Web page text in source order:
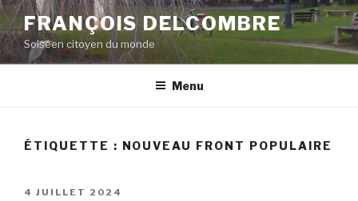
Aller
au
contenu
principal
FRANÇOIS DELCOMBRE
Soiséen citoyen du monde
Menu
ÉTIQUETTE : NOUVEAU FRONT POPULAIRE
PUBLIÉ
4 JUILLET 2024